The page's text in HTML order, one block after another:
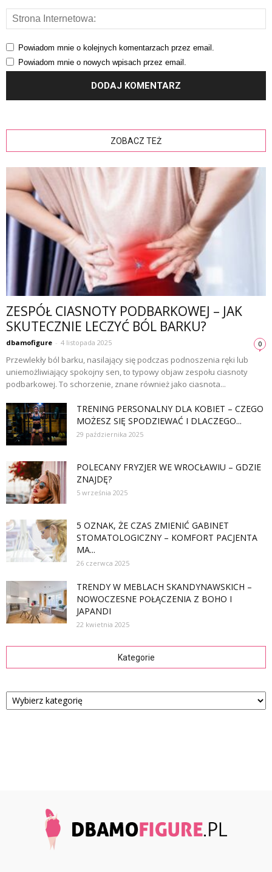
Powiadom mnie o kolejnych komentarzach przez email.
Powiadom mnie o nowych wpisach przez email.
ZOBACZ TEŻ
ZESPÓŁ CIASNOTY PODBARKOWEJ – JAK
SKUTECZNIE LECZYĆ BÓL BARKU?
dbamofigure - 4 listopada 2025 0
Przewlekły ból barku, nasilający się podczas podnoszenia ręki lub
uniemożliwiający spokojny sen, to typowy objaw zespołu ciasnoty
podbarkowej. To schorzenie, znane również jako ciasnota...
TRENING PERSONALNY DLA KOBIET – CZEGO
MOŻESZ SIĘ SPODZIEWAĆ I DLACZEGO...
29 października 2025
POLECANY FRYZJER WE WROCŁAWIU – GDZIE
ZNAJDĘ?
5 września 2025
5 OZNAK, ŻE CZAS ZMIENIĆ GABINET
STOMATOLOGICZNY – KOMFORT PACJENTA
MA...
26 czerwca 2025
TRENDY W MEBLACH SKANDYNAWSKICH –
NOWOCZESNE POŁĄCZENIA Z BOHO I
JAPANDI
22 kwietnia 2025
Kategorie
Kategorie